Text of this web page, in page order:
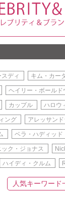
ディ キム・カー
ヘイリー・ボールド
カップル ハロウ
ング アレッサン
ベラ・ハディッド
ック・ジョナス
ハイディ・クルム
人気キーワード